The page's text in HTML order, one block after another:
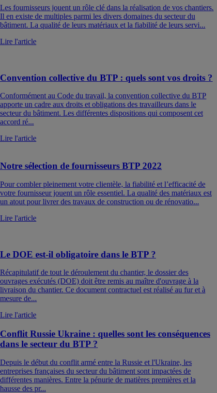
Les fournisseurs jouent un rôle clé dans la réalisation de vos chantiers.
Il en existe de multiples parmi les divers domaines du secteur du
bâtiment. La qualité de leurs matériaux et la fiabilité de leurs servi...
Lire l'article
Convention collective du BTP : quels sont vos droits ?
Conformément au Code du travail, la convention collective du BTP
apporte un cadre aux droits et obligations des travailleurs dans le
secteur du bâtiment. Les différentes dispositions qui composent cet
accord ré...
Lire l'article
Notre sélection de fournisseurs BTP 2022
Pour combler pleinement votre clientèle, la fiabilité et l’efficacité de
votre fournisseur jouent un rôle essentiel. La qualité des matériaux est
un atout pour livrer des travaux de construction ou de rénovatio...
Lire l'article
Le DOE est-il obligatoire dans le BTP ?
Récapitulatif de tout le déroulement du chantier, le dossier des
ouvrages exécutés (DOE) doit être remis au maître d'ouvrage à la
livraison du chantier. Ce document contractuel est réalisé au fur et à
mesure de...
Lire l'article
Conflit Russie Ukraine : quelles sont les conséquences
dans le secteur du BTP ?
Depuis le début du conflit armé entre la Russie et l'Ukraine, les
entreprises françaises du secteur du bâtiment sont impactées de
différentes manières. Entre la pénurie de matières premières et la
hausse des pr...